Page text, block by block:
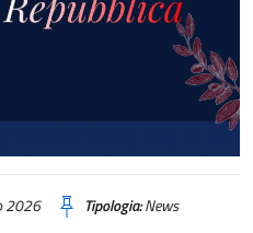
2026 Tipologia:News